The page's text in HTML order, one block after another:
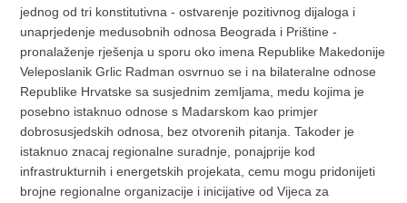
jednog od tri konstitutivna - ostvarenje pozitivnog dijaloga i
unaprjedenje medusobnih odnosa Beograda i Prištine -
pronalaženje rješenja u sporu oko imena Republike Makedonije
Veleposlanik Grlic Radman osvrnuo se i na bilateralne odnose
Republike Hrvatske sa susjednim zemljama, medu kojima je
posebno istaknuo odnose s Madarskom kao primjer
dobrosusjedskih odnosa, bez otvorenih pitanja. Takoder je
istaknuo znacaj regionalne suradnje, ponajprije kod
infrastrukturnih i energetskih projekata, cemu mogu pridonijeti
brojne regionalne organizacije i inicijative od Vijeca za